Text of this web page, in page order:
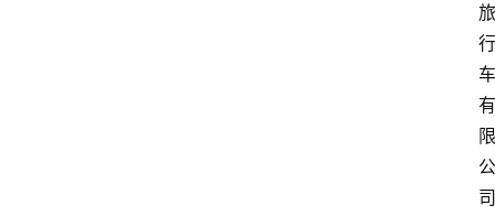
旅
行
车
有
限
公
司